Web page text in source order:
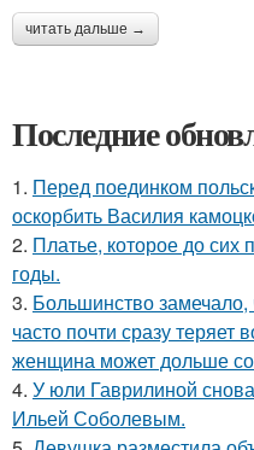
читать дальше →
Последние
1. Перед поединком
оскорбить Василия
2. Платье, которое до сих
годы.
3. Большинство
часто почти сразу теряет
женщина может дольше
4. У юли Гаврилиной
Ильей Соболевым.